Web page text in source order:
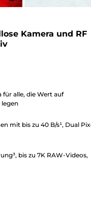
Kamera und RF
für alle, die Wert auf
mit bis zu 40 B/s¹, Dual
bis zu 7K RAW-Videos,